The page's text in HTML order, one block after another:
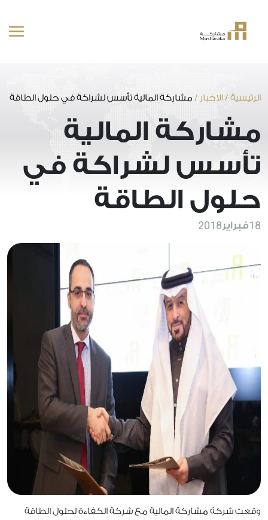
المحتوى
الرئيسية /الاخبار / مشاركة المالية تأسس لشراكة في حلول الطاقة
مشاركة المالية
تأسس لشراكة في
حلول الطاقة
18فبراير 2018
وقعت شركة مشاركة المالية مع شركة الكفاءة لحلول الطاقة